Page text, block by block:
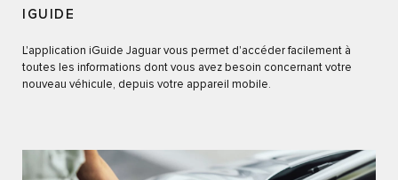
IGUIDE
L'application iGuide Jaguar vous permet d'accéder facilement à
toutes les informations dont vous avez besoin concernant votre
nouveau véhicule, depuis votre appareil mobile.